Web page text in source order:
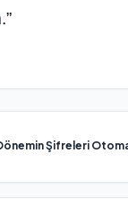
Şifreleri